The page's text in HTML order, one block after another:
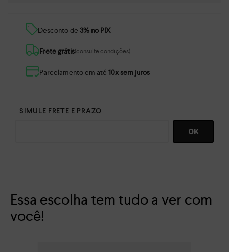
Desconto de 3% no PIX
Frete grátis(consulte condições)
Parcelamento em até 10x sem juros
Essa escolha tem tudo a ver com
você!